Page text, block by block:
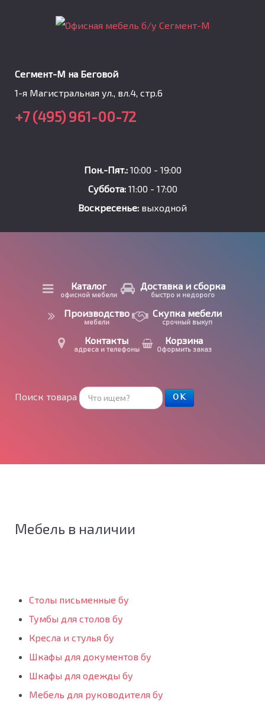
Сегмент-М на Беговой
1-я Магистральная ул., вл.4, стр.6
+7 (495) 961-00-72
Пон.-Пят.: 10:00 - 19:00
Суббота:11:00 - 17:00
Воскресенье: выходной
Каталог
офисной мебели
Доставка и сборка
быстро и недорого
Производство
мебели
Скупка мебели
срочный выкуп
Контакты
адреса и телефоны
Корзина
Оформить заказ
Поиск товара ОК
Мебель в наличии
Столы письменные бу
Тумбы для столов бу
Кресла и стулья бу
Шкафы для документов бу
Шкафы для одежды бу
Мебель для руководителя бу